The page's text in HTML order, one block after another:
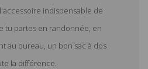
indispensable de
tu partes en randonnée, en
au bureau, un bon sac à dos
la différence.